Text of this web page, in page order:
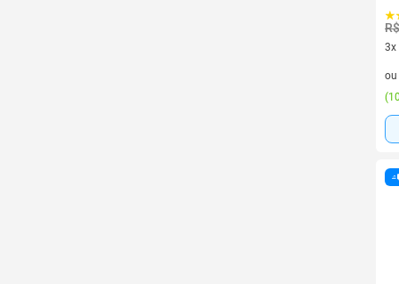
3x
3
ou
(